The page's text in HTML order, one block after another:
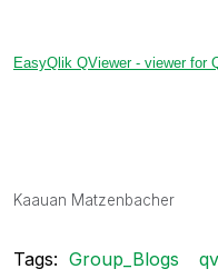
EasyQlik QViewer - viewer for
Kaauan Matzenbacher
Tags: Group_Blogs